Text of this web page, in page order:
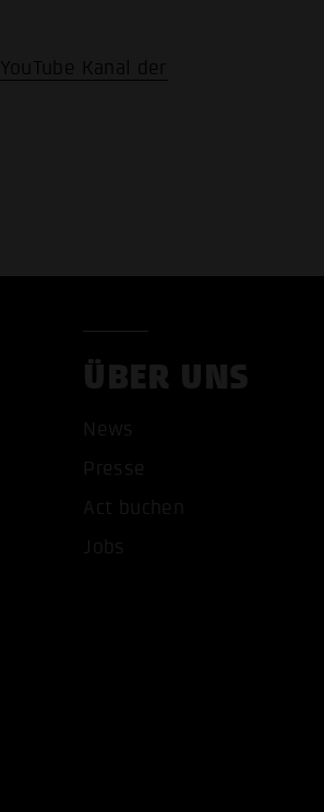
YouTube Kanal der
ÜBER UNS
News
Presse
Act buchen
Jobs